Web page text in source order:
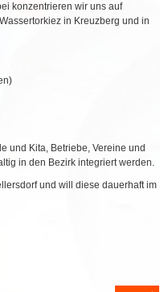
konzentrieren wir uns auf
in Kreuzberg und in
und Kita, Betriebe, Vereine und
in den Bezirk integriert werden.
und will diese dauerhaft im